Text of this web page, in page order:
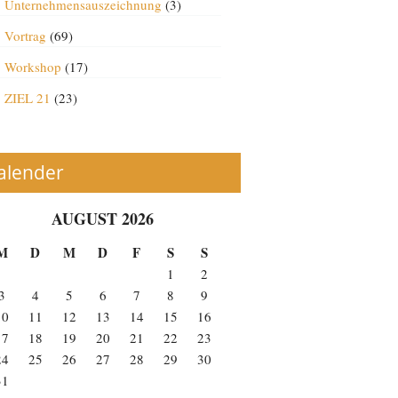
Unternehmensauszeichnung (3)
Vortrag (69)
Workshop (17)
ZIEL 21 (23)
AUGUST 2026
D M D F S S
1
2
4 5 6 7 8
9
11 12 13 14 15
16
18 19 20 21 22
23
25 26 27 28 29
30